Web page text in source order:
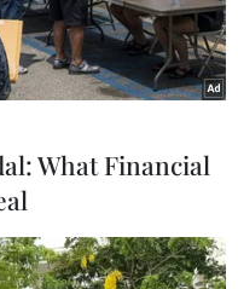
What Financial